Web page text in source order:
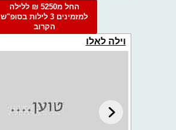
החל מ5250 ₪ ללילה
למזמינים 3 לילות בסופ"ש
הקרוב
וילה לאלו